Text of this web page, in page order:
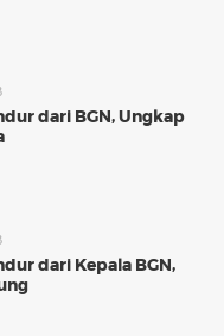
dari BGN, Ungkap
dari Kepala BGN,